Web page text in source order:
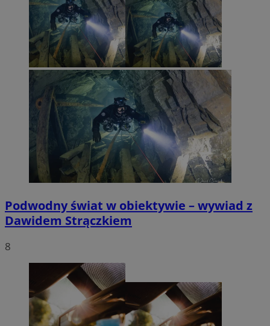
Podwodny świat w obiektywie – wywiad z
Dawidem Strączkiem
8